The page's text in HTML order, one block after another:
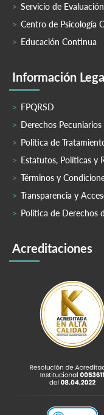
Servicio de
Centro de Psicología
Educación Continua
Información
FPQRSD
Derechos Pecuniarios
Política de
Estatutos, Políticas y
Términos y
Transparencia y
Política de Derechos
Acreditaciones